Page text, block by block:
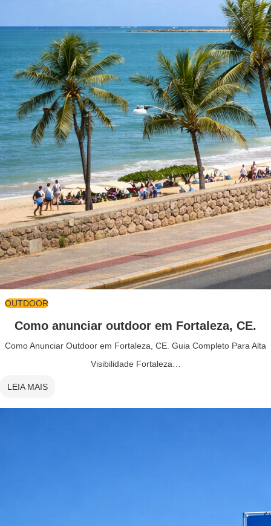
OUTDOOR
Como anunciar outdoor em Fortaleza, CE.
Como Anunciar Outdoor em Fortaleza, CE. Guia Completo Para Alta
Visibilidade Fortaleza…
LEIA MAIS